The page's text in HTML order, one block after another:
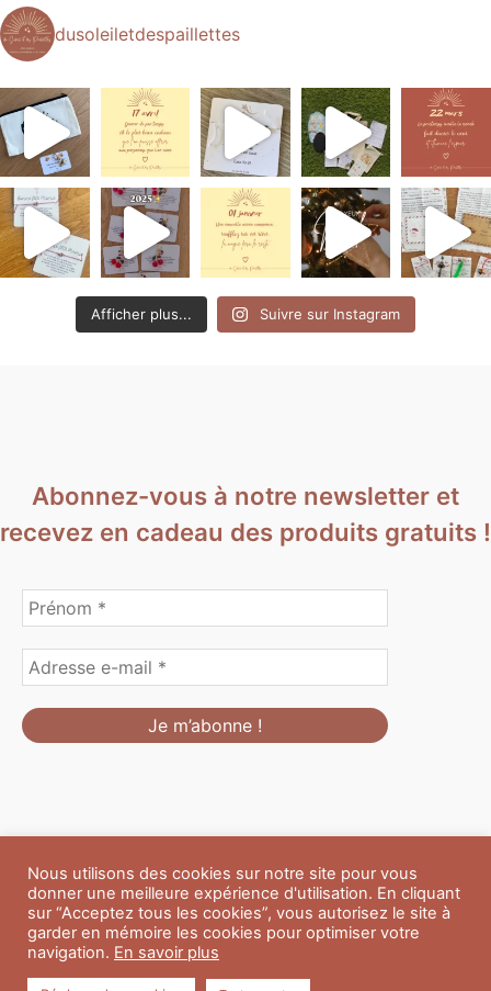
dusoleiletdespaillettes
Afficher plus... Suivre sur Instagram
Abonnez-vous à notre newsletter et
recevez en cadeau des produits gratuits !
Formulaire de personnalisation Contact
Boutique
Blog
CGV
Mentions Légales
Politique de confidentialité
A propos
Copyright © 2026 Du Soleil et des Paillettes
Nous utilisons des cookies sur notre site pour vous
donner une meilleure expérience d'utilisation. En cliquant
sur “Acceptez tous les cookies”, vous autorisez le site à
garder en mémoire les cookies pour optimiser votre
navigation. En savoir plus